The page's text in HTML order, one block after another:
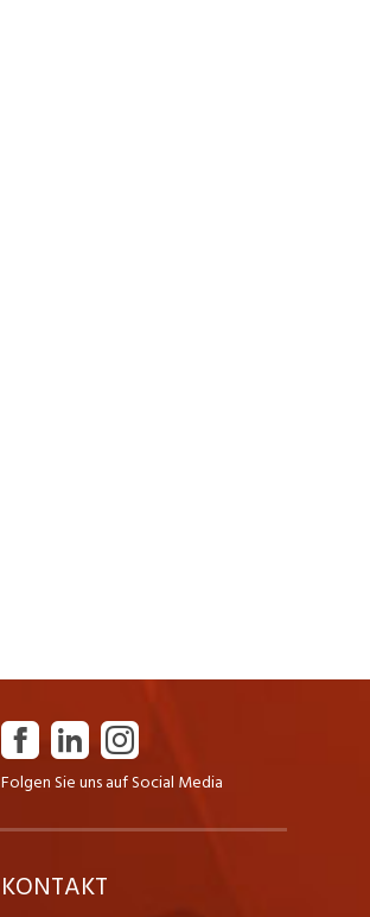
Folgen Sie uns auf Social Media
KONTAKT